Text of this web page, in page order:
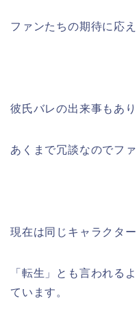
ファンたちの期待に応え
彼氏バレの出来事もあり
あくまで冗談なのでフ
現在は同じキャラクター
「転生」とも言われる
ています。